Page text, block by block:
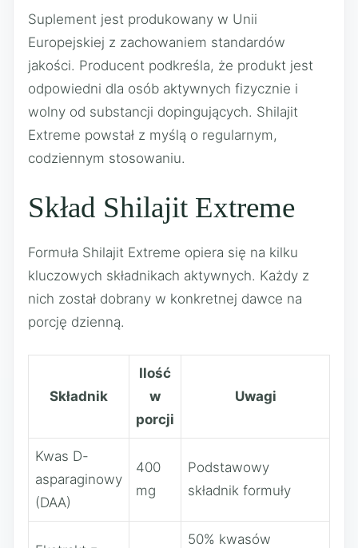
Suplement jest produkowany w Unii
Europejskiej z zachowaniem standardów
jakości. Producent podkreśla, że produkt jest
odpowiedni dla osób aktywnych fizycznie i
wolny od substancji dopingujących. Shilajit
Extreme powstał z myślą o regularnym,
codziennym stosowaniu.
Skład Shilajit Extreme
Formuła Shilajit Extreme opiera się na kilku
kluczowych składnikach aktywnych. Każdy z
nich został dobrany w konkretnej dawce na
porcję dzienną.
Składnik
Ilość
w
porcji
Uwagi
Kwas D-
asparaginowy
(DAA)
400
mg
Podstawowy
składnik formuły
50% kwasów